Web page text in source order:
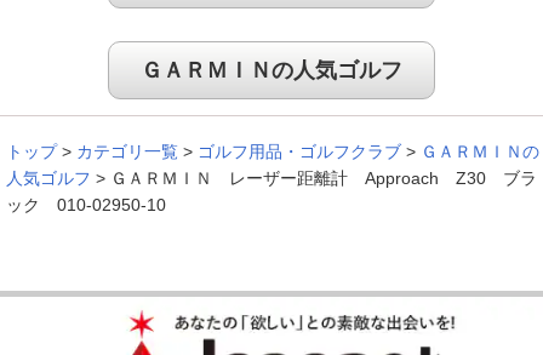
ＧＡＲＭＩＮの人気ゴルフ
トップ > カテゴリ一覧 > ゴルフ用品・ゴルフクラブ > ＧＡＲＭＩＮの
人気ゴルフ > ＧＡＲＭＩＮ レーザー距離計 Approach Z30 ブラ
ック 010-02950-10